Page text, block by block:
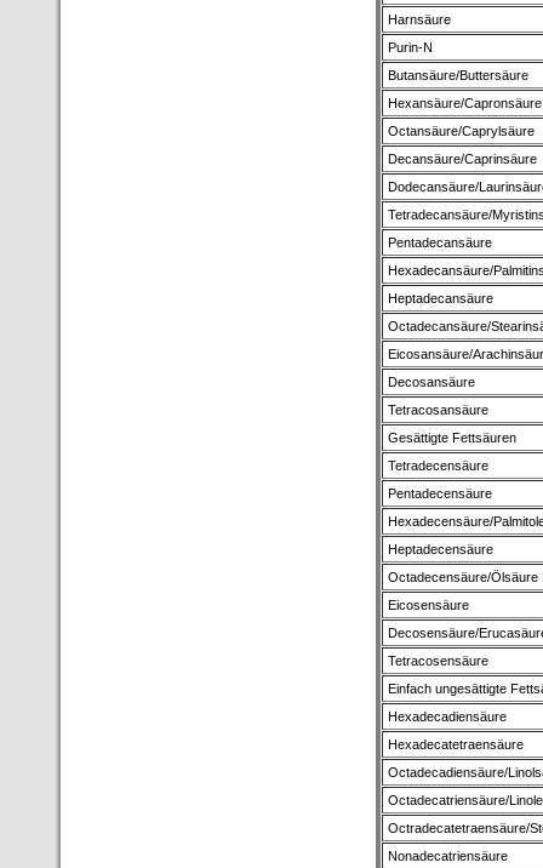
Harnsäure
Purin-N
Butansäure/Buttersäure
Hexansäure/Capronsäure
Octansäure/Caprylsäure
Decansäure/Caprinsäure
Dodecansäure/
Tetradecansäure/
Pentadecansäure
Hexadecansäure/
Heptadecansäure
Octadecansäure/
Eicosansäure/
Decosansäure
Tetracosansäure
Gesättigte Fettsäuren
Tetradecensäure
Pentadecensäure
Hexadecensäure/
Heptadecensäure
Octadecensäure/Ölsäure
Eicosensäure
Decosensäure/
Tetracosensäure
Einfach ungesättigte
Hexadecadiensäure
Hexadecatetraensäure
Octadecadiensäure/
Octadecatriensäure/
Octradecatetraensäure/
Nonadecatriensäure